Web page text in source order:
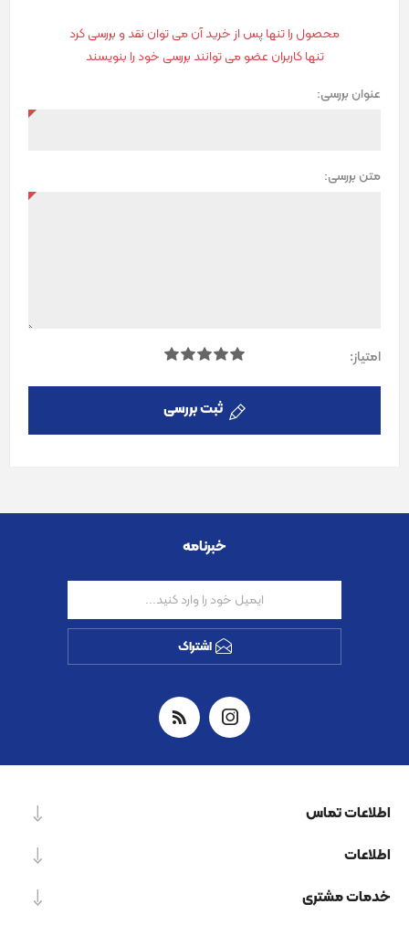
محصول را تنها پس از خرید آن می توان نقد و بررسی کرد
تنها کاربران عضو می توانند بررسی خود را بنویسند
عنوان بررسی:
متن بررسی:
امتیاز:
ثبت بررسی
خبرنامه
اشتراک
اطلاعات تماس
اطلاعات
خدمات مشتری